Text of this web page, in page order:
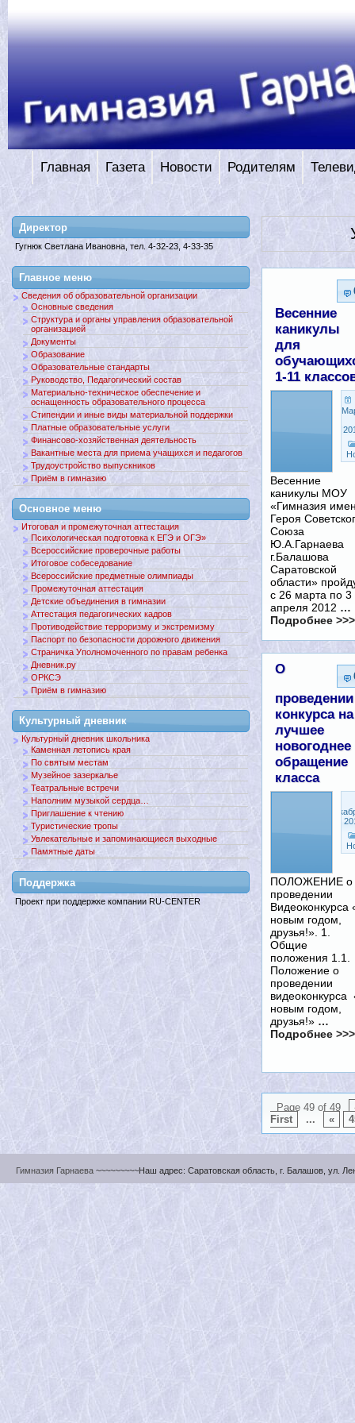
Главная Газета Новости Родителям
Весенние
каникулы
для
1-11
Весенние
каникулы МОУ
«Гимназия
Героя
Союза
Ю.А.Гарнаева
г.Балашова
Саратовской
области»
с 26 марта по 3
апреля 2012 …
Подробнее >>>
О
проведении
конкурса на
лучшее
новогоднее
обращение
класса
19,
ПОЛОЖЕНИЕ о
проведении
Видеоконкурса
новым годом,
друзья!». 1.
Общие
положения 1.1.
Положение о
проведении
видеоконкурса
новым годом,
друзья!» …
Подробнее >>>
Page 49 of 49
First
... «
Директор
Гугнюк Светлана Ивановна, тел. 4-32-23, 4-33-35
Главное меню
Сведения об образовательной организации
Основные сведения
Структура и органы управления образовательной
организацией
Документы
Образование
Образовательные стандарты
Руководство, Педагогический состав
Материально-техническое обеспечение и
оснащенность образовательного процесса
Стипендии и иные виды материальной поддержки
Платные образовательные услуги
Финансово-хозяйственная деятельность
Вакантные места для приема учащихся и педагогов
Трудоустройство выпускников
Приём в гимназию
Основное меню
Итоговая и промежуточная аттестация
Психологическая подготовка к ЕГЭ и ОГЭ»
Всероссийские проверочные работы
Итоговое собеседование
Всероссийские предметные олимпиады
Промежуточная аттестация
Детские объединения в гимназии
Аттестация педагогических кадров
Противодействие терроризму и экстремизму
Паспорт по безопасности дорожного движения
Страничка Уполномоченного по правам ребенка
Дневник.ру
ОРКСЭ
Приём в гимназию
Культурный дневник
Культурный дневник школьника
Каменная летопись края
По святым местам
Музейное зазеркалье
Театральные встречи
Наполним музыкой сердца…
Приглашение к чтению
Туристические тропы
Увлекательные и запоминающиеся выходные
Памятные даты
Поддержкa
Проект при поддержке компании RU-CENTER
Гимназия Гарнаева ~~~~~~~~~Наш адрес: Саратовская область, г. Балашов, ул.